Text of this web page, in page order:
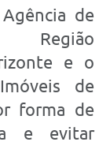
de
Região
e o
de
forma de
e evitar